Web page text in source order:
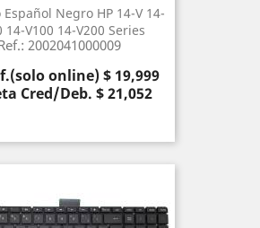
Español Negro HP 14-V 14-
14-V100 14-V200 Series
2002041000009
online) $ 19,999
Cred/Deb. $ 21,052